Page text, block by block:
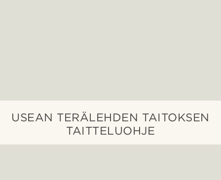
USEAN TERÄLEHDEN TAITOKSEN
TAITTELUOHJE